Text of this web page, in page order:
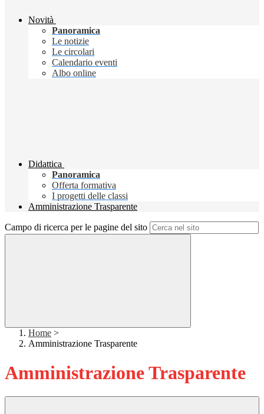
Novità
Panoramica
Le notizie
Le circolari
Calendario eventi
Albo online
Didattica
Panoramica
Offerta formativa
I progetti delle classi
Amministrazione Trasparente
Campo di ricerca per le pagine del sito
Home >
Amministrazione Trasparente
Amministrazione Trasparente